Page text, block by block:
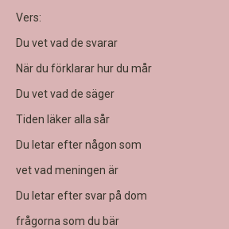
Vers:
Du vet vad de svarar
När du förklarar hur du mår
Du vet vad de säger
Tiden läker alla sår
Du letar efter någon som
vet vad meningen är
Du letar efter svar på dom
frågorna som du bär